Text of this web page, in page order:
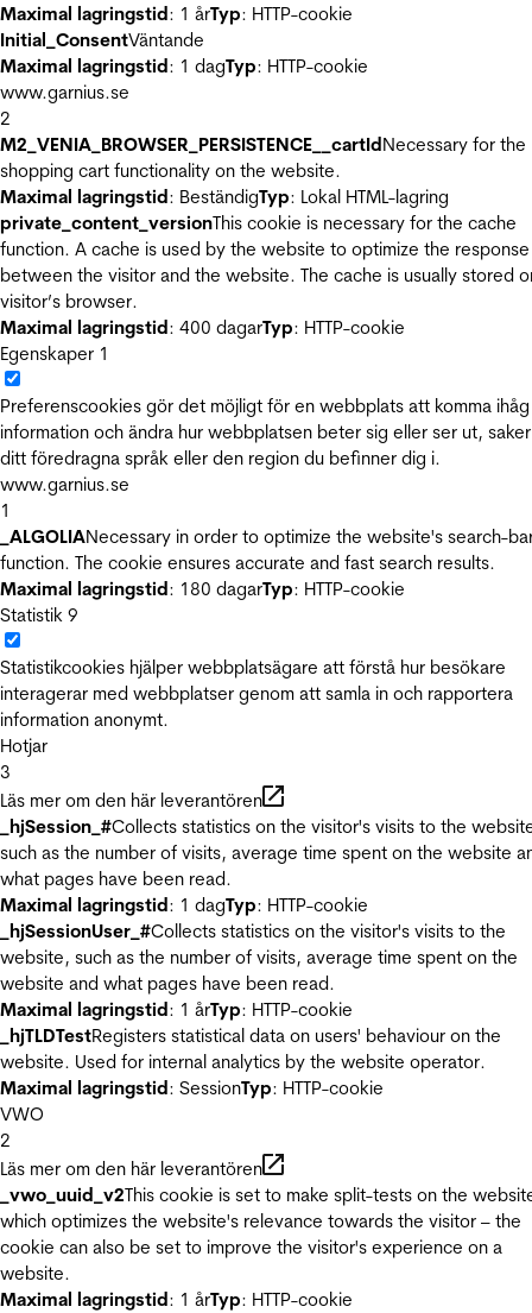
Maximal lagringstid: 1 årTyp: HTTP-cookie
Initial_ConsentVäntande
Maximal lagringstid: 1 dagTyp: HTTP-cookie
www.garnius.se
2
M2_VENIA_BROWSER_PERSISTENCE__cartIdNecessary for the
shopping cart functionality on the website.
Maximal lagringstid: BeständigTyp: Lokal HTML-lagring
private_content_versionThis cookie is necessary for the cache
function. A cache is used by the website to optimize the
between the visitor and the website. The cache is usually stored
visitor’s browser.
Maximal lagringstid: 400 dagarTyp: HTTP-cookie
Egenskaper 1
Preferenscookies gör det möjligt för en webbplats att komma ihåg
information och ändra hur webbplatsen beter sig eller ser ut,
ditt föredragna språk eller den region du befinner dig i.
www.garnius.se
1
_ALGOLIANecessary in order to optimize the website's search-
function. The cookie ensures accurate and fast search results.
Maximal lagringstid: 180 dagarTyp: HTTP-cookie
Statistik 9
Statistikcookies hjälper webbplatsägare att förstå hur besökare
interagerar med webbplatser genom att samla in och rapportera
information anonymt.
Hotjar
3
Läs mer om den här leverantören
_hjSession_#Collects statistics on the visitor's visits to the
such as the number of visits, average time spent on the website
what pages have been read.
Maximal lagringstid: 1 dagTyp: HTTP-cookie
_hjSessionUser_#Collects statistics on the visitor's visits to the
website, such as the number of visits, average time spent on the
website and what pages have been read.
Maximal lagringstid: 1 årTyp: HTTP-cookie
_hjTLDTestRegisters statistical data on users' behaviour on the
website. Used for internal analytics by the website operator.
Maximal lagringstid: SessionTyp: HTTP-cookie
VWO
2
Läs mer om den här leverantören
_vwo_uuid_v2This cookie is set to make split-tests on the
which optimizes the website's relevance towards the visitor – the
cookie can also be set to improve the visitor's experience on a
website.
Maximal lagringstid: 1 årTyp: HTTP-cookie